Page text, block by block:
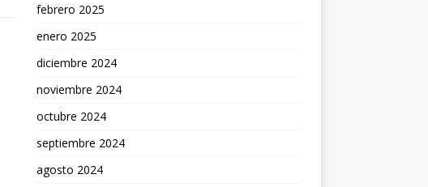
febrero 2025
enero 2025
diciembre 2024
noviembre 2024
octubre 2024
septiembre 2024
agosto 2024